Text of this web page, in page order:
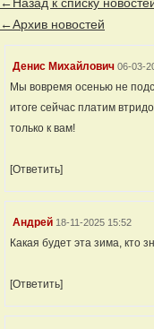
←Архив новостей
Денис Михайлович 06-03-
Мы вовремя осенью не
итоге сейчас платим
только к вам!
[Ответить]
Андрей 18-11-2025 15:52
Какая будет эта зима, кто
[Ответить]